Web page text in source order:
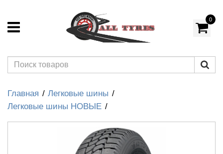
0
Главная
Легковые шины
Легковые шины НОВЫЕ